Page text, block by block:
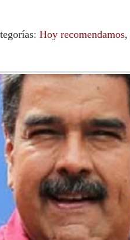
Hoy recomendamos,